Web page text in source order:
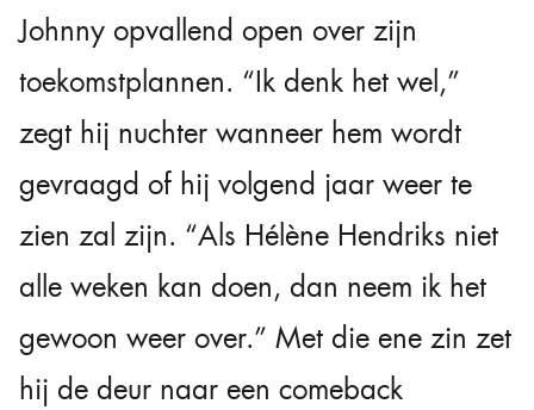
Johnny opvallend open over zijn
toekomstplannen. “Ik denk het wel,”
zegt hij nuchter wanneer hem wordt
gevraagd of hij volgend jaar weer te
zien zal zijn. “Als Hélène Hendriks niet
alle weken kan doen, dan neem ik het
gewoon weer over.” Met die ene zin zet
hij de deur naar een comeback